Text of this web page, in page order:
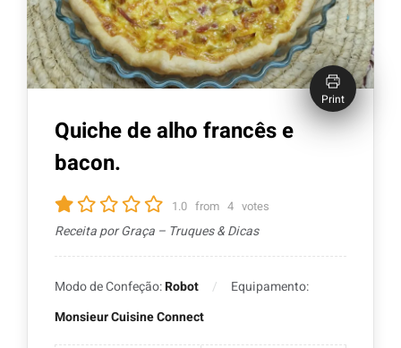
Print
Quiche de alho francês e
bacon.
1.0 from 4 votes
Receita por Graça – Truques & Dicas
Modo de Confeção:Robot
Equipamento:
Monsieur Cuisine Connect